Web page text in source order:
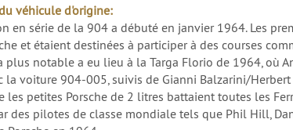
véhicule d'origine:
en série de la 904 a débuté en janvier 1964. Les
et étaient destinées à participer à des courses
plus notable a eu lieu à la Targa Florio de 1964, où
la voiture 904-005, suivis de Gianni Balzarini/
les petites Porsche de 2 litres battaient toutes les
des pilotes de classe mondiale tels que Phil Hill,